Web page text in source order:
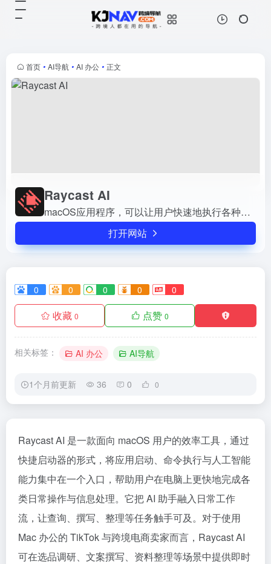
首页 • AI导航 • AI 办公 • 正文
Raycast AI
macOS应用程序，可以让用户快速地执行各种任务、计算、分享链接等，可免费体验
打开网站
0 0 0 0 0
收藏 0 点赞 0
相关标签： AI 办公 AI导航
1个月前更新 36 0 0
等，可免费体验
Raycast AI 是一款面向 macOS 用户的效率工具，通过
快捷启动器的形式，将应用启动、命令执行与人工智能
能力集中在一个入口，帮助用户在电脑上更快地完成各
类日常操作与信息处理。它把 AI 助手融入日常工作
流，让查询、撰写、整理等任务触手可及。对于使用
Mac 办公的 TikTok 与跨境电商卖家而言，Raycast AI
可在选品调研、文案撰写、资料整理等场景中提供即时